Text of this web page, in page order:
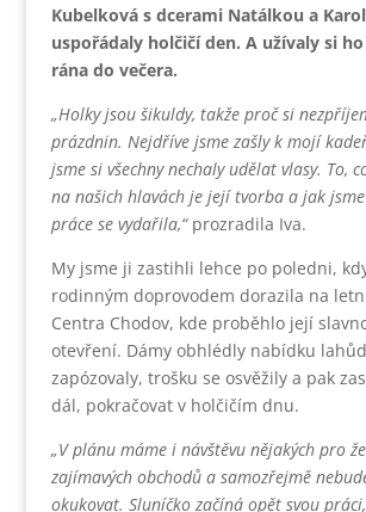
Kubelková s dcerami Natálkou a
uspořádaly holčičí den. A užívaly si
rána do večera.
„Holky jsou šikuldy, takže proč si
prázdnin. Nejdříve jsme zašly k mojí
jsme si všechny nechaly udělat vlasy. To,
na našich hlavách je její tvorba a jak jsme
práce se vydařila,“prozradila Iva.
My jsme ji zastihli lehce po poledni,
rodinným doprovodem dorazila na
Centra Chodov, kde proběhlo její
otevření. Dámy obhlédly nabídku
zapózovaly, trošku se osvěžily a pak
dál, pokračovat v holčičím dnu.
„V plánu máme i návštěvu nějakých pro
zajímavých obchodů a samozřejmě
okukovat. Sluníčko začíná opět svou